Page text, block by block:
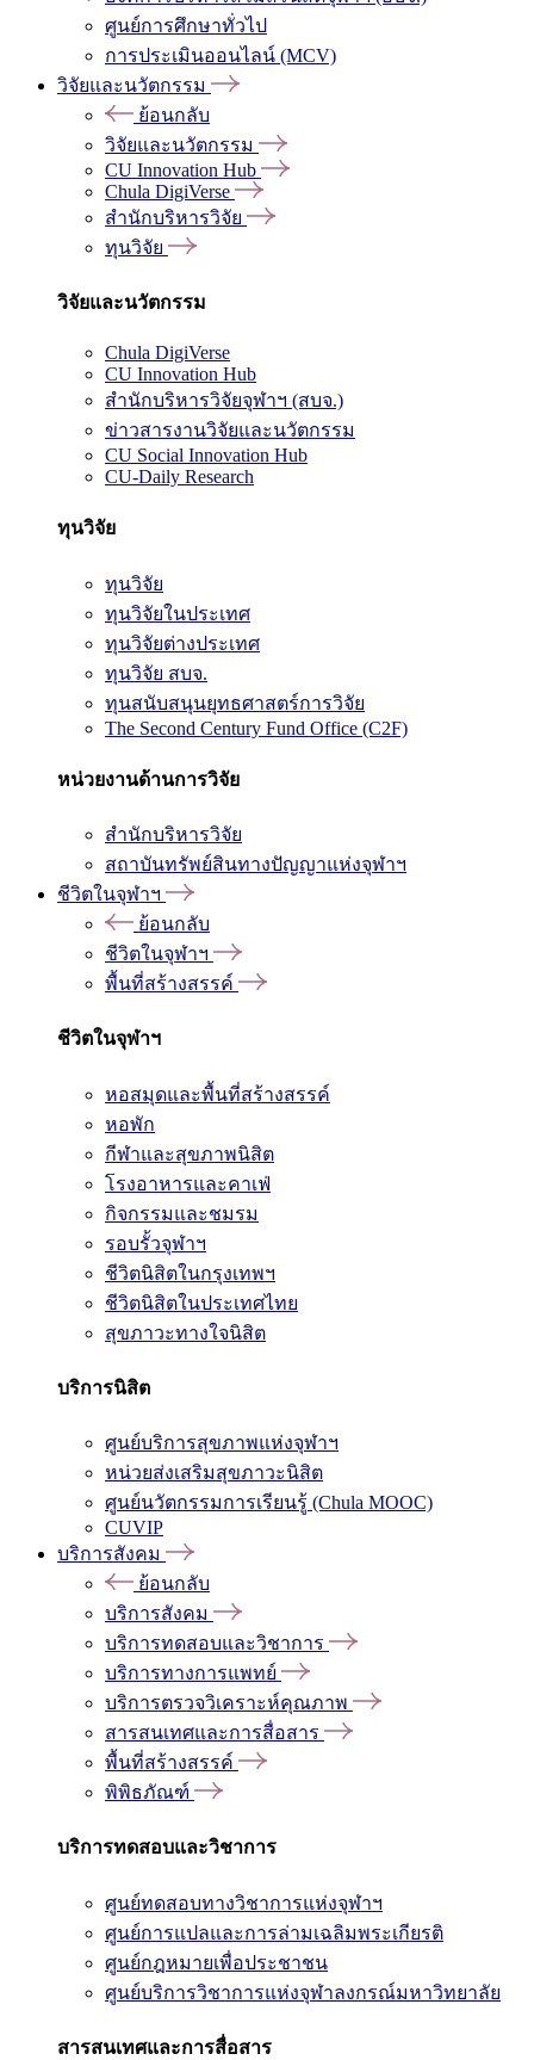
ศูนย์การศึกษาทั่วไป
การประเมินออนไลน์ (MCV)
วิจัยและนวัตกรรม
ย้อนกลับ
วิจัยและนวัตกรรม
CU Innovation Hub
Chula DigiVerse
สำนักบริหารวิจัย
ทุนวิจัย
วิจัยและนวัตกรรม
Chula DigiVerse
CU Innovation Hub
สำนักบริหารวิจัยจุฬาฯ (สบจ.)
ข่าวสารงานวิจัยและนวัตกรรม
CU Social Innovation Hub
CU-Daily Research
ทุนวิจัย
ทุนวิจัย
ทุนวิจัยในประเทศ
ทุนวิจัยต่างประเทศ
ทุนวิจัย สบจ.
ทุนสนับสนุนยุทธศาสตร์การวิจัย
The Second Century Fund Office (C2F)
หน่วยงานด้านการวิจัย
สำนักบริหารวิจัย
สถาบันทรัพย์สินทางปัญญาแห่งจุฬาฯ
ชีวิตในจุฬาฯ
ย้อนกลับ
ชีวิตในจุฬาฯ
พื้นที่สร้างสรรค์
ชีวิตในจุฬาฯ
หอสมุดและพื้นที่สร้างสรรค์
หอพัก
กีฬาและสุขภาพนิสิต
โรงอาหารและคาเฟ่
กิจกรรมและชมรม
รอบรั้วจุฬาฯ
ชีวิตนิสิตในกรุงเทพฯ
ชีวิตนิสิตในประเทศไทย
สุขภาวะทางใจนิสิต
บริการนิสิต
ศูนย์บริการสุขภาพแห่งจุฬาฯ
หน่วยส่งเสริมสุขภาวะนิสิต
ศูนย์นวัตกรรมการเรียนรู้ (Chula MOOC)
CUVIP
บริการสังคม
ย้อนกลับ
บริการสังคม
บริการทดสอบและวิชาการ
บริการทางการแพทย์
บริการตรวจวิเคราะห์คุณภาพ
สารสนเทศและการสื่อสาร
พื้นที่สร้างสรรค์
พิพิธภัณฑ์
บริการทดสอบและวิชาการ
ศูนย์ทดสอบทางวิชาการแห่งจุฬาฯ
ศูนย์การแปลและการล่ามเฉลิมพระเกียรติ
ศูนย์กฎหมายเพื่อประชาชน
ศูนย์บริการวิชาการแห่งจุฬาลงกรณ์มหาวิทยาลัย
สารสนเทศและการสื่อสาร